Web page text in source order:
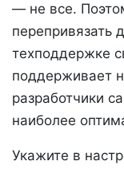
— не все.
перепривязать
техподдержке
поддерживает
разработчики
наиболее
Укажите в